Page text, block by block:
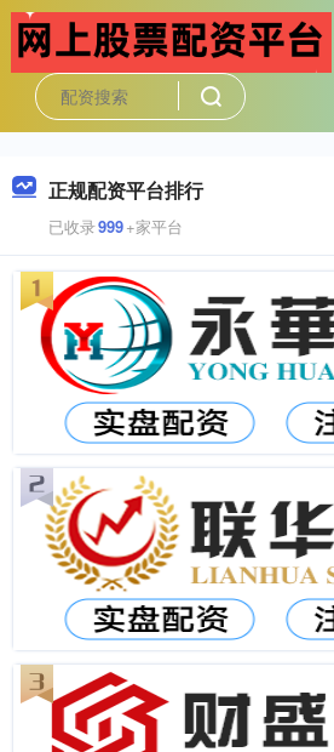
正规配资平台排行
已收录999+家平台